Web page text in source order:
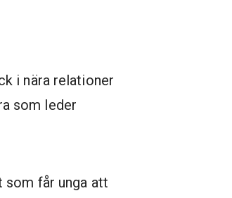
i nära relationer
som leder
som får unga att